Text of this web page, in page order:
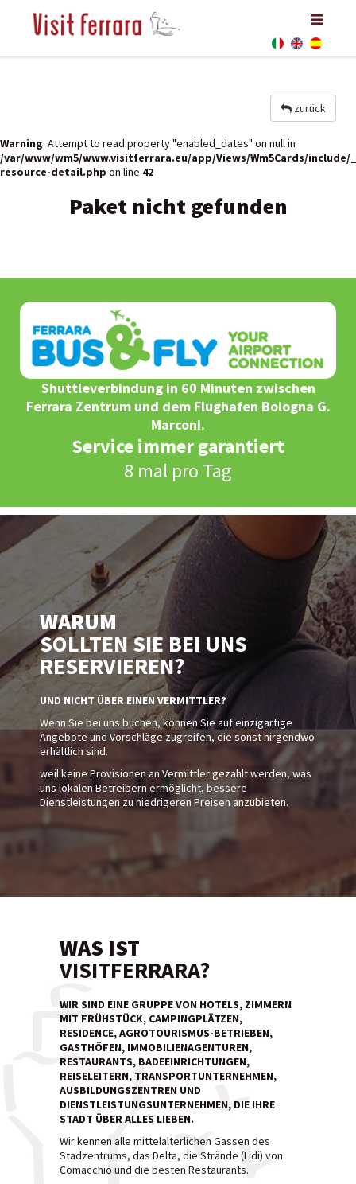
zurück
Warning: Attempt to read property "enabled_dates" on null in
/var/www/wm5/www.visitferrara.eu/app/Views/Wm5Cards/include/
resource-detail.php on line 42
Paket nicht gefunden
Shuttleverbindung in 60 Minuten zwischen
Ferrara Zentrum und dem Flughafen Bologna G.
Marconi.
Service immer garantiert
8 mal pro Tag
WARUM
SOLLTEN SIE BEI UNS
RESERVIEREN?
UND NICHT ÜBER EINEN VERMITTLER?
Wenn Sie bei uns buchen, können Sie auf einzigartige
Angebote und Vorschläge zugreifen, die sonst nirgendwo
erhältlich sind.
weil keine Provisionen an Vermittler gezahlt werden, was
uns lokalen Betreibern ermöglicht, bessere
Dienstleistungen zu niedrigeren Preisen anzubieten.
WAS IST
VISITFERRARA?
WIR SIND EINE GRUPPE VON HOTELS, ZIMMERN
MIT FRÜHSTÜCK, CAMPINGPLÄTZEN,
RESIDENCE, AGROTOURISMUS-BETRIEBEN,
GASTHÖFEN, IMMOBILIENAGENTUREN,
RESTAURANTS, BADEEINRICHTUNGEN,
REISELEITERN, TRANSPORTUNTERNEHMEN,
AUSBILDUNGSZENTREN UND
DIENSTLEISTUNGSUNTERNEHMEN, DIE IHRE
STADT ÜBER ALLES LIEBEN.
Wir kennen alle mittelalterlichen Gassen des
Stadzentrums, das Delta, die Strände (Lidi) von
Comacchio und die besten Restaurants.